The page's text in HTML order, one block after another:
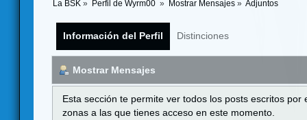
La BSK » Perfil de Wyrm00 » Mostrar Mensajes» Adjuntos
Información del Perfil Distinciones
Mostrar Mensajes
Esta sección te permite ver todos los posts escritos
zonas a las que tienes acceso en este momento.